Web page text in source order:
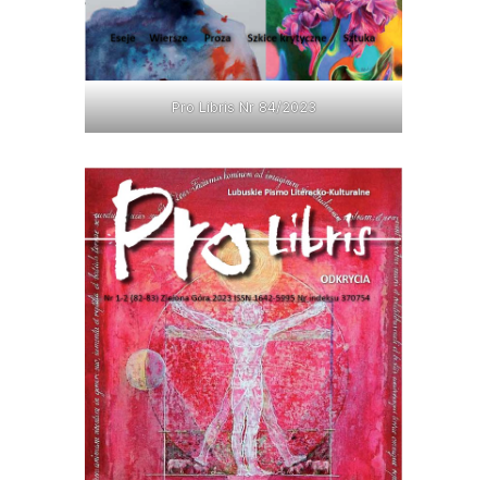
Pro Libris Nr 84/2023